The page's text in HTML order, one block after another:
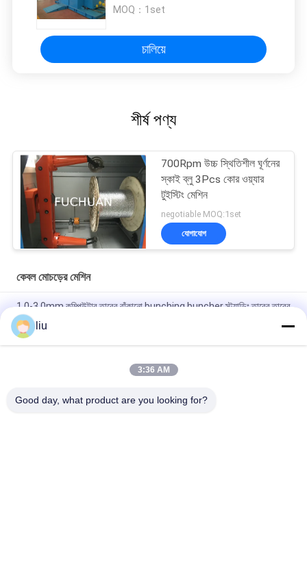
MOQ： 1set
চালিয়ে
শীর্ষ পণ্য
700Rpm উচ্চ স্থিতিশীল ঘূর্ণনের
স্কাই ব্লু 3Pcs কোর ওয়্যার
টুইস্টিং মেশিন
negotiable MOQ:1set
যোগাযোগ
কেবল মোচড়ের মেশিন
1.0-3.0mm কম্পিউটার তারের বাঁকানো bunching buncher স্ট্র্যান্ডিং তারের তারের
তৈরীর মেশিন
0.05-2.52mm একক টুইস্ট কোর তারের স্ট্র্যান্ডিং bunching buncher
liu
3:36 AM
Good day, what product are you looking for?